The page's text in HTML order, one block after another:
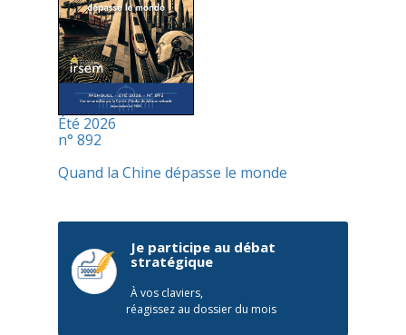
Été 2026
n° 892
Quand la Chine dépasse le monde
Je participe au débat
stratégique
À vos claviers,
réagissez au dossier du mois